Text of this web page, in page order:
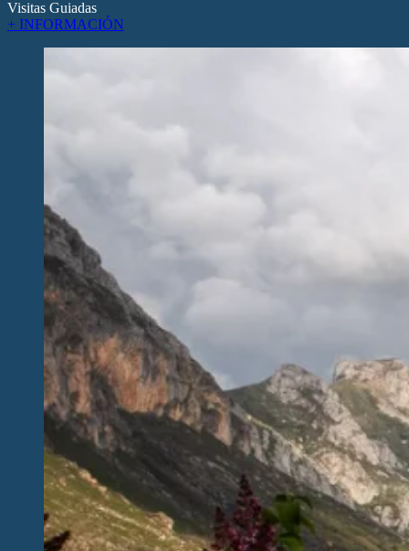
Visitas Guiadas
+ INFORMACIÓN